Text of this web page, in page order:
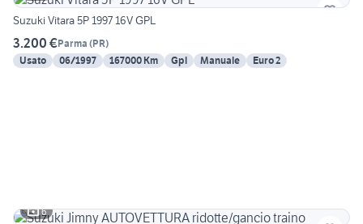
Suzuki Vitara 5P 1997 16V GPL
3.200 €Parma (PR)
Usato
06/1997 167000 Km Gpl Manuale Euro 2
6